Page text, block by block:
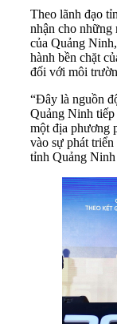
Theo lãnh đạo
nhận cho
của Quảng
hành bền chặt
đối với môi
“Đây là nguồn
Quảng Ninh
một địa phương
vào sự phát
tỉnh Quảng Ninh